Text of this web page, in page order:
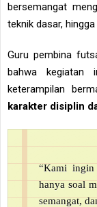
bersemangat
teknik dasar,
Guru pembina
bahwa kegiatan
keterampilan
karakter disiplin
“Kami ingin
hanya soal
semangat,